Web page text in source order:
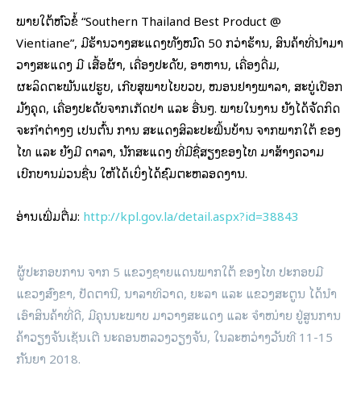
ພາຍ​ໃຕ້​ຫົວ​ຂໍ້ “Southern Thailand Best Product @
Vientiane”, ມີຮ້ານວາງສະແດງທັງໝົດ 50 ກວ່າຮ້ານ, ສິນຄ້າທີ່ນຳມາ
ວາງສະແດງ ມີ ເສື້ອຜ້າ, ເຄື່ອງປະດັບ, ອາຫານ, ເຄື່ອງດື່ມ,
ຜະລິດຕະພັນແປຮູບ, ເກີບສຸພາບໄຍບວບ, ໝອນຢາງພາລາ, ສະບູ່ເປືອກ
ມັງຄຸດ, ເຄື່ອງປະດັບຈາກເກັດປາ ແລະ ອື່ນໆ. ພາຍໃນງານ ຍັງໄດ້ຈັດກິດ
ຈະກຳຕ່າງໆ ເປັນຕົ້ນ ການ ສະແດງສິລະປະພື້ນບ້ານ ຈາກພາກໃຕ້ ຂອງ
ໄທ ແລະ ຍັງມີ ດາລາ, ນັກສະແດງ ທີ່ມີຊື່ສຽງຂອງໄທ ມາສ້າງຄວາມ
ເບີກບານມ່ວນຊື່ນ ໃຫ້ໄດ້ເບິ່ງໄດ້ຊົມຕະຫລອດງານ.
ອ່ານເພີ່ມຕື່ມ: http://kpl.gov.la/detail.aspx?id=38843
ຜູ້​ປະກອບ​ການ ​ຈາກ 5 ​ແຂວງຊາຍແດນ​ພາກ​ໃຕ້ ​ຂອງ​ໄທ ປະກອບ​ມີ ​
ແຂວງ​ສົງ​ຂາ, ​ປັດ​ຕາ​ນີ, ນາລາ​ທິວາ​ດ, ຍະ​ລາ ​ແລະ ​ແຂວງ​ສະຕູ​ນ ​ໄດ້​ນຳ​
ເອົາ​ສິນຄ້າທີ່​ດີ, ມີ​ຄຸນ​ນະພາ​ບ ມາ​ວາງສະ​ແດງ ​ແລະ ຈຳໜ່າຍ ຢູ່​ສູນ​ການ​
ຄ້າ​ວຽງ​ຈັນ​ເຊັນ​ເຕີ ນະຄອນຫລວງ​ວຽງ​ຈັນ, ​ໃນ​ລະຫວ່າງ​ວັນ​ທີ 11-15
ກັນ​ຍາ 2018.